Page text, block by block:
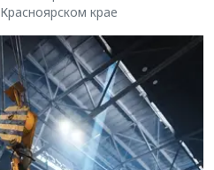
крае